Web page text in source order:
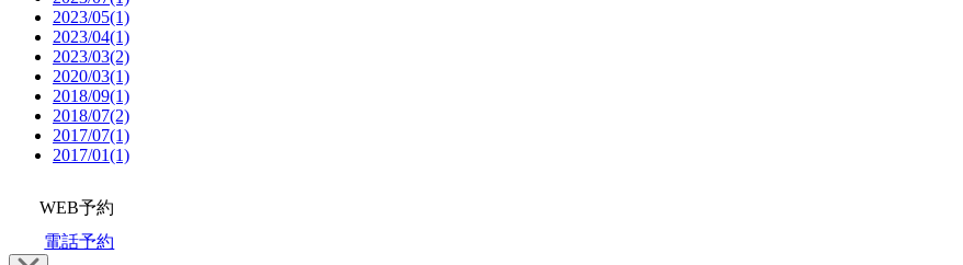
2023/05(1)
2023/04(1)
2023/03(2)
2020/03(1)
2018/09(1)
2018/07(2)
2017/07(1)
2017/01(1)
WEB予約
電話予約